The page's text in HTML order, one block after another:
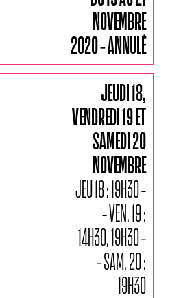
NOVEMBRE
2020 - ANNULÉ
JEUDI 18,
VENDREDI 19 ET
SAMEDI 20
NOVEMBRE
JEU 18 : 19H30 -
- VEN. 19 :
14H30, 19H30 -
- SAM. 20 :
19H30